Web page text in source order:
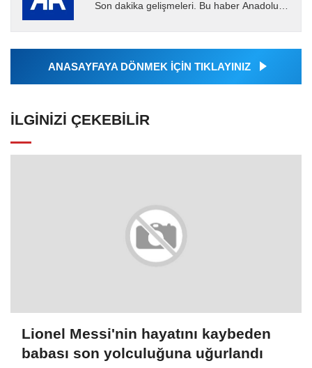
Son dakika gelişmeleri. Bu haber Anadolu
Ajansı tarafından...
ANASAYFAYA DÖNMEK İÇİN TIKLAYINIZ
İLGINIZI ÇEKEBILIR
Lionel Messi'nin hayatını kaybeden
babası son yolculuğuna uğurlandı